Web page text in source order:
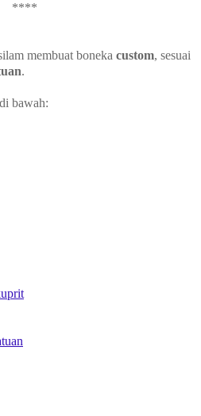
****
membuat boneka custom, sesuai
.
bawah: